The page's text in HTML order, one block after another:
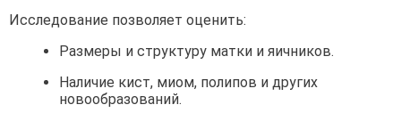
Исследование позволяет оценить:
Размеры и структуру матки и яичников.
Наличие кист, миом, полипов и других
новообразований.